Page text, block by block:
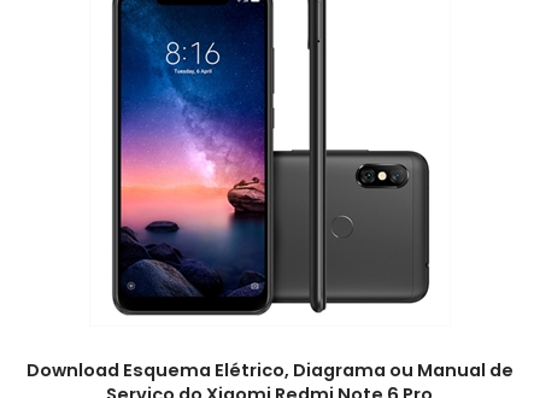
Download Esquema Elétrico, Diagrama ou Manual de